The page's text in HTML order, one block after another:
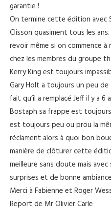
garantie !
On termine cette édition avec
Clisson quasiment tous les
revoir même si on commence
chez les membres du groupe
Kerry King est toujours
Gary Holt a toujours un peu de
fait qu’il a remplacé Jeff il y a 6
Bostaph sa frappe est
est toujours peu ou prou la
réclament alors à quoi bon
manière de clôturer cette
meilleure sans doute mais
surprises et de bonne
Merci à Fabienne et Roger
Report de Mr Olivier Carle